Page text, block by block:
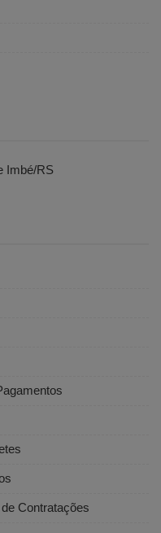
Imbé/RS
Contratações